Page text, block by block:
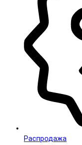
Распродажа